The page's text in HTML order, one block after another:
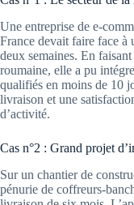
Une entreprise de e-
France devait faire face à
deux semaines. En
roumaine, elle a pu
qualifiés en moins de 10
livraison et une
d’activité.
Cas n°2 : Grand projet
Sur un chantier de
pénurie de coffreurs-